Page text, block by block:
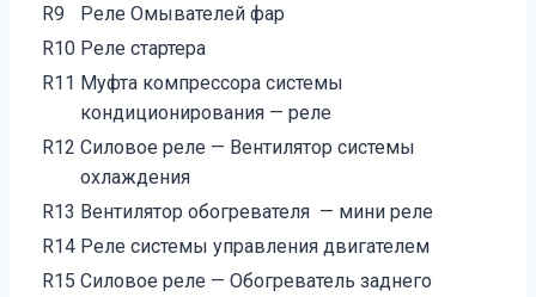
R9
Реле Омывателей фар
R10 Реле стартера
R11 Муфта компрессора системы
кондиционирования — реле
R12 Силовое реле — Вентилятор системы
охлаждения
R13 Вентилятор обогревателя — мини реле
R14 Реле системы управления двигателем
R15 Силовое реле — Обогреватель заднего